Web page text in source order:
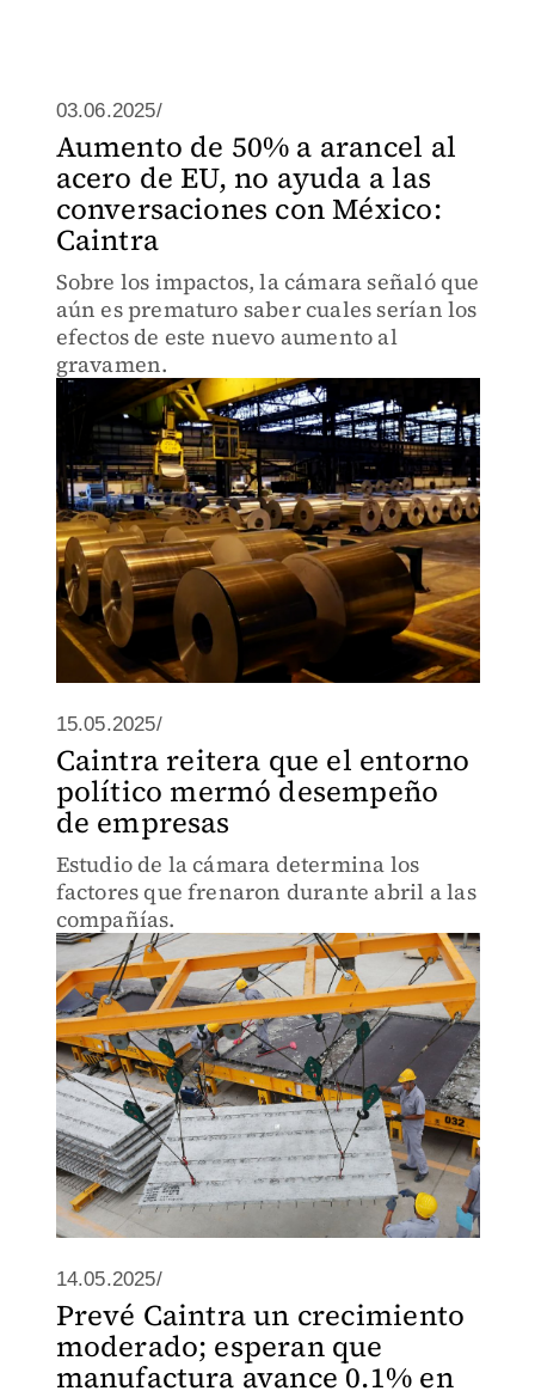
03.06.2025/
Aumento de 50% a arancel al
acero de EU, no ayuda a las
conversaciones con México:
Caintra
Sobre los impactos, la cámara señaló que
aún es prematuro saber cuales serían los
efectos de este nuevo aumento al
gravamen.
15.05.2025/
Caintra reitera que el entorno
político mermó desempeño
de empresas
Estudio de la cámara determina los
factores que frenaron durante abril a las
compañías.
14.05.2025/
Prevé Caintra un crecimiento
moderado; esperan que
manufactura avance 0.1% en